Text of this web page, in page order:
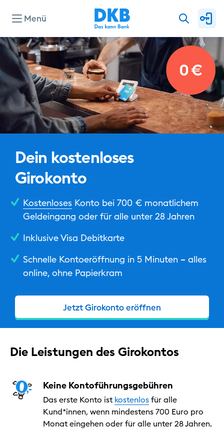
Menü
Konten & Karten
Kredite
Investieren & Sparen
Finanzierung & Immobilie
Service
Hilfe & Kontakt
Privat
Dein kostenloses
Girokonto
Kostenloses Konto bei 700 € monatlichem
Geldeingang oder für alle unter 28 Jahren
Inklusive Visa Debitkarte
Schnelle Kontoeröffnung in 5 Minuten – alles
online, ohne Papierkram
Jetzt Girokonto eröffnen
Die Leistungen des Girokontos
Keine Kontoführungsgebühren
Das erste Konto ist kostenlos für alle
Kund*innen, wenn mindestens 700 Euro pro
Monat eingehen oder für alle unter 28 Jahren.